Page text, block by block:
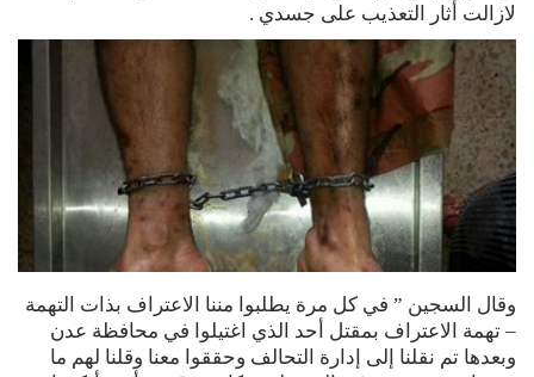
لازالت أثار التعذيب على جسدي .
وقال السجين ” في كل مرة يطلبوا مننا الاعتراف بذات التهمة
– تهمة الاعتراف بمقتل أحد الذي اغتيلوا في محافظة عدن
وبعدها تم نقلنا إلى إدارة التحالف وحققوا معنا وقلنا لهم ما